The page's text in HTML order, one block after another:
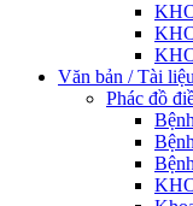
Văn bản / Tài liệu
Phác đồ